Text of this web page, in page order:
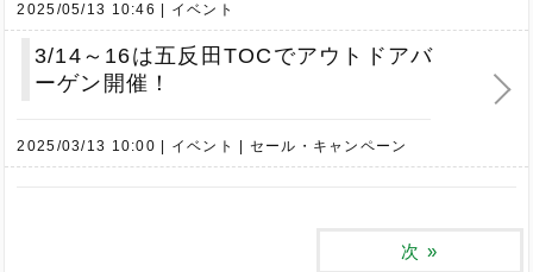
2025/05/13 10:46 イベント
3/14～16は五反田TOCでアウトドアバ
ーゲン開催！
2025/03/13 10:00 イベント セール・キャンペーン
次 »